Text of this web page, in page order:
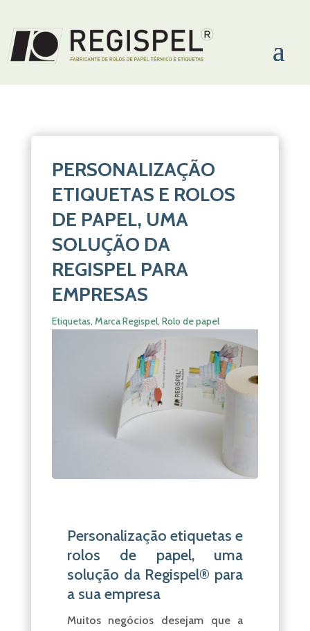
PERSONALIZAÇÃO
ETIQUETAS E ROLOS
DE PAPEL, UMA
SOLUÇÃO DA
REGISPEL PARA
EMPRESAS
Etiquetas, Marca Regispel, Rolo de papel
Personalização etiquetas e
rolos de papel, uma
solução da Regispel® para
a sua empresa
Muitos negócios desejam que a